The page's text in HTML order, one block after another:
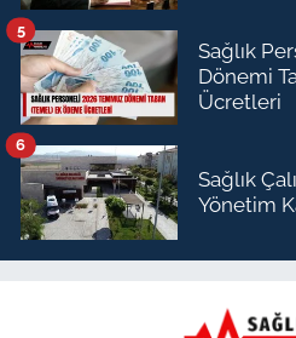
Sağlık
Dönemi
Ücretleri
5
Sağlık
Yönetim
6